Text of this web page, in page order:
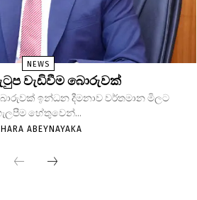
NEWS
වැඩිවීම බොරුවක්
ඉන්ධන දීමනාව වර්තමාන මිලට
හේතුවෙන්...
ABEYNAYAKA